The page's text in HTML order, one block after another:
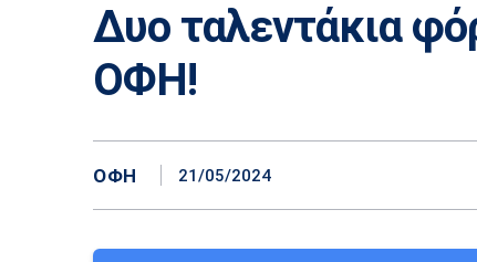
Δυο ταλεντάκια
ΟΦΗ!
ΟΦΗ 21/05/2024